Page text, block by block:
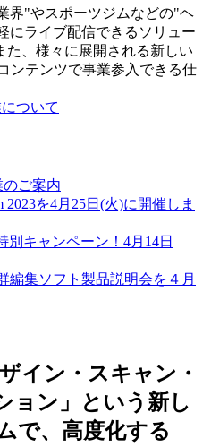
界"やスポーツジムなどの"ヘ
にライブ配信できるソリュー
た、様々に展開される新しい
ンテンツで事業参入できる仕
ついて
ご案内
2023を4月25日(火)に開催しま
別キャンペーン！4月14日
編集ソフト製品説明会を４月
イン・スキャン・
ョン」という新し
で、高度化する